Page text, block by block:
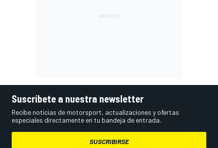
Suscríbete a nuestra newsletter
Recibe noticias de motorsport, actualizaciones y ofertas
especiales directamente en tu bandeja de entrada.
SUSCRIBIRSE